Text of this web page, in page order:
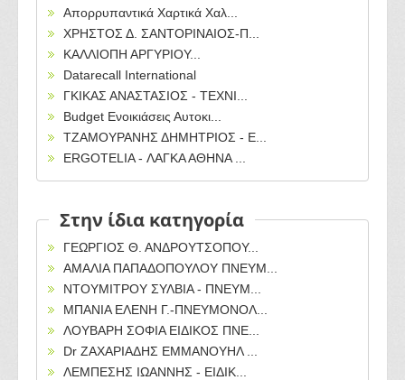
Απορρυπαντικά Χαρτικά Χαλ...
ΧΡΗΣΤΟΣ Δ. ΣΑΝΤΟΡΙΝΑΙΟΣ-Π...
ΚΑΛΛΙΟΠΗ ΑΡΓΥΡΙΟΥ...
Datarecall International
ΓΚΙΚΑΣ ΑΝΑΣΤΑΣΙΟΣ - ΤΕΧΝΙ...
Budget Ενοικιάσεις Αυτοκι...
ΤΖΑΜΟΥΡΑΝΗΣ ΔΗΜΗΤΡΙΟΣ - Ε...
ERGOTELIA - ΛΑΓΚΑ ΑΘΗΝΑ ...
Στην ίδια κατηγορία
ΓΕΩΡΓΙΟΣ Θ. ΑΝΔΡΟΥΤΣΟΠΟΥ...
ΑΜΑΛΙΑ ΠΑΠΑΔΟΠΟΥΛΟΥ ΠΝΕΥΜ...
ΝΤΟΥΜΙΤΡΟΥ ΣΥΛΒΙΑ - ΠΝΕΥΜ...
ΜΠΑΝΙΑ ΕΛΕΝΗ Γ.-ΠΝΕΥΜΟΝΟΛ...
ΛΟΥΒΑΡΗ ΣΟΦΙΑ ΕΙΔΙΚΟΣ ΠΝΕ...
Dr ΖΑΧΑΡΙΑΔΗΣ ΕΜΜΑΝΟΥΗΛ ...
ΛΕΜΠΕΣΗΣ ΙΩΑΝΝΗΣ - ΕΙΔΙΚ...